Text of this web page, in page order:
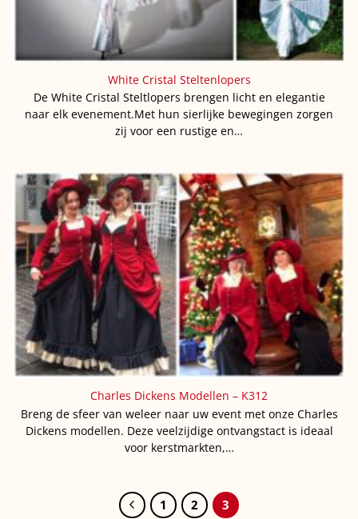
White Cristal Steltenlopers
De White Cristal Steltlopers brengen licht en elegantie
naar elk evenement.Met hun sierlijke bewegingen zorgen
zij voor een rustige en…
Charles Dickens Modellen – K312
Breng de sfeer van weleer naar uw event met onze Charles
Dickens modellen. Deze veelzijdige ontvangstact is ideaal
voor kerstmarkten,…
1 2 3